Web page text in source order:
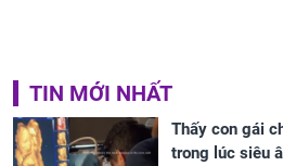
TIN MỚI NHẤT
Thấy con gái
trong lúc siêu